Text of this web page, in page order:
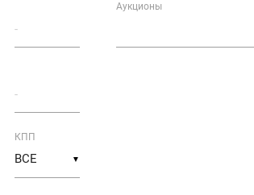
▼
КПП
Аукционы